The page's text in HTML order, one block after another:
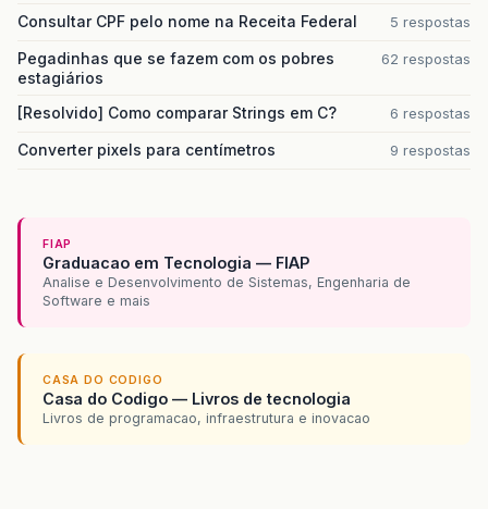
Consultar CPF pelo nome na Receita Federal 5 respostas
Pegadinhas que se fazem com os pobres
estagiários
62 respostas
[Resolvido] Como comparar Strings em C? 6 respostas
Converter pixels para centímetros 9 respostas
FIAP
Graduacao em Tecnologia — FIAP
Analise e Desenvolvimento de Sistemas, Engenharia de
Software e mais
CASA DO CODIGO
Casa do Codigo — Livros de tecnologia
Livros de programacao, infraestrutura e inovacao